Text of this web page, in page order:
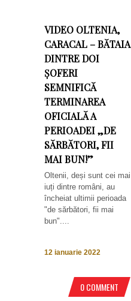
VIDEO OLTENIA,
CARACAL – BĂTAIA
DINTRE DOI
ȘOFERI
SEMNIFICĂ
TERMINAREA
OFICIALĂ A
PERIOADEI „DE
SĂRBĂTORI, FII
MAI BUN!”
Oltenii, deși sunt cei mai
iuți dintre români, au
încheiat ultimii perioada
"de sărbători, fii mai
bun"....
12 ianuarie 2022
0 COMMENT